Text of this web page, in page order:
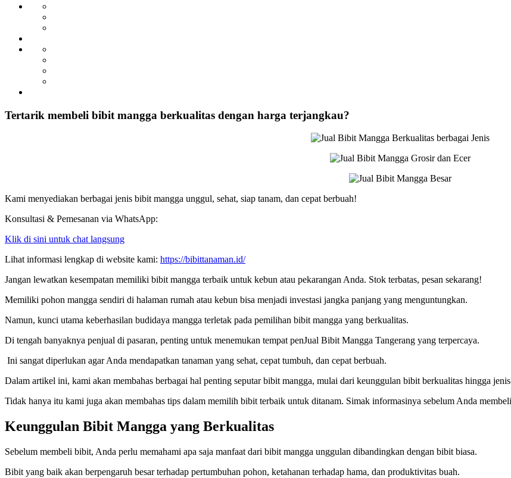
Tertarik membeli bibit mangga berkualitas dengan harga terjangkau?
Kami menyediakan berbagai jenis bibit mangga unggul, sehat, siap tanam, dan cepat berbuah!
Konsultasi & Pemesanan via WhatsApp:
Klik di sini untuk chat langsung
Lihat informasi lengkap di website kami: https://bibittanaman.id/
Jangan lewatkan kesempatan memiliki bibit mangga terbaik untuk kebun atau pekarangan Anda. Stok terbatas, pesan sekarang!
Memiliki pohon mangga sendiri di halaman rumah atau kebun bisa menjadi investasi jangka panjang yang menguntungkan.
Namun, kunci utama keberhasilan budidaya mangga terletak pada pemilihan bibit mangga yang berkualitas.
Di tengah banyaknya penjual di pasaran, penting untuk menemukan tempat penJual Bibit Mangga Tangerang yang terpercaya.
Ini sangat diperlukan agar Anda mendapatkan tanaman yang sehat, cepat tumbuh, dan cepat berbuah.
Dalam artikel ini, kami akan membahas berbagai hal penting seputar bibit mangga, mulai dari keunggulan bibit berkualitas hingga
Tidak hanya itu kami juga akan membahas tips dalam memilih bibit terbaik untuk ditanam. Simak informasinya sebelum Anda
Keunggulan Bibit Mangga yang Berkualitas
Sebelum membeli bibit, Anda perlu memahami apa saja manfaat dari bibit mangga unggulan dibandingkan dengan bibit biasa.
Bibit yang baik akan berpengaruh besar terhadap pertumbuhan pohon, ketahanan terhadap hama, dan produktivitas buah.